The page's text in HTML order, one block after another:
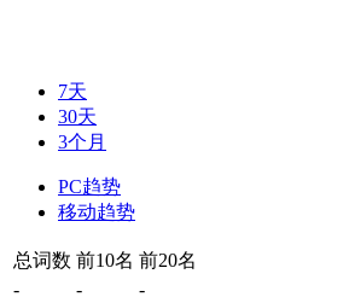
7天
30天
3个月
PC趋势
移动趋势
总词数 前10名 前20名
-
-
-